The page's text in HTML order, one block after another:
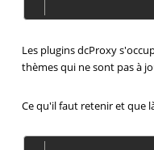
Les plugins dcProxy
thèmes qui ne sont pas à
Ce qu'il faut retenir et que